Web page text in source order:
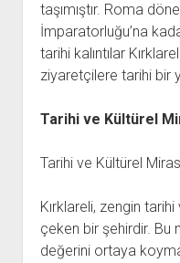
taşımıştır. Roma
İmparatorluğu’na
tarihi kalıntılar
ziyaretçilere tarihi bir
Tarihi ve Kültürel
Tarihi ve Kültürel Miras
Kırklareli, zengin
çeken bir şehirdir. Bu
değerini ortaya